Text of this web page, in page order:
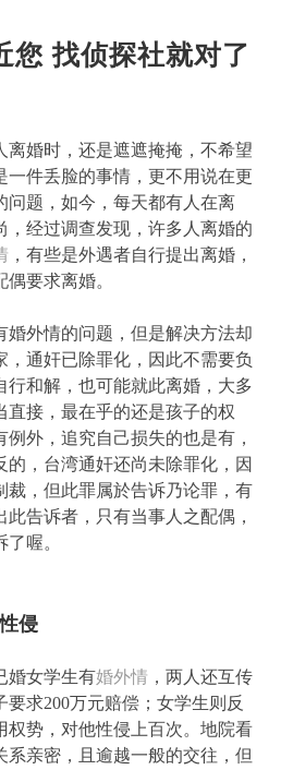
您 找侦探社就对了
离婚时，还是遮遮掩掩，不希望
一件丢脸的事情，更不用说在更
问题，如今，每天都有人在离
，经过调查发现，许多人离婚的
，有些是外遇者自行提出离婚，
要求离婚。
婚外情的问题，但是解决方法却
，通奸已除罪化，因此不需要负
行和解，也可能就此离婚，大多
直接，最在乎的还是孩子的权
外，追究自己损失的也是有，
的，台湾通奸还尚未除罪化，因
裁，但此罪属於告诉乃论罪，有
告诉者，只有当事人之配偶，
喔。
侵
婚女学生有婚外情 ，两人还互传
求200万元赔偿；女学生则反
权势，对他性侵上百次。地院看
系亲密，且逾越一般的交往，但